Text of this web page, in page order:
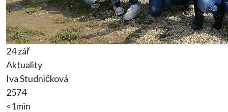
24 zář
Aktuality
Iva Studničková
2574
<1min